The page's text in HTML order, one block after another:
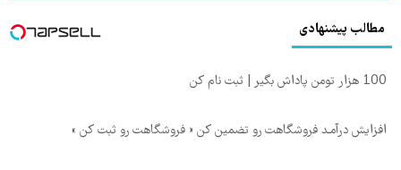
مطالب پیشنهادی
100 هزار تومن پاداش بگیر | ثبت نام کن
افزایش درآمـد فروشگاهت رو تضمین کن « فروشگاهت رو ثبت کن »